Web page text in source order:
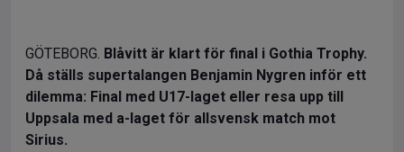
GÖTEBORG. Blåvitt är klart för final i Gothia Trophy.
Då ställs supertalangen Benjamin Nygren inför ett
dilemma: Final med U17-laget eller resa upp till
Uppsala med a-laget för allsvensk match mot
Sirius.